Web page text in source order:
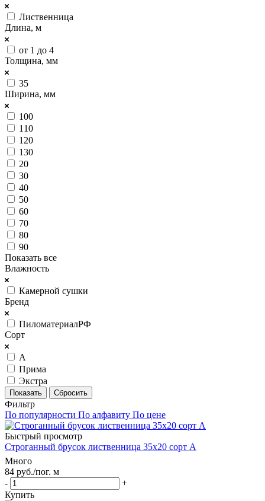
Лиственница
Длина, м
от 1 до 4
Толщина, мм
35
Ширина, мм
100
110
120
130
20
30
40
50
60
70
80
90
Показать все
Влажность
Камерной сушки
Бренд
ПиломатериалРФ
Сорт
А
Прима
Экстра
Сбросить
Фильтр
По популярности По алфавиту По цене
Быстрый просмотр
Строганный брусок лиственница 35х20 сорт А
Много
84 руб./пог. м
-
+
Купить